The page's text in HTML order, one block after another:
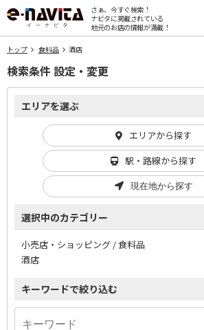
さぁ、今すぐ検索！
ナビタに掲載されている
地元のお店の情報が満載！
トップ 食料品 酒店
検索条件 設定・変更
エリアを選ぶ
エリアから探す
駅・路線から探す
現在地から探す
選択中のカテゴリー
小売店・ショッピング / 食料品
酒店
キーワードで絞り込む